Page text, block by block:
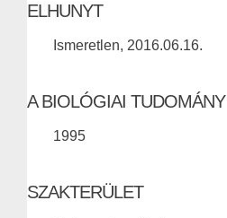
ELHUNYT
Ismeretlen, 2016.06.16.
A BIOLÓGIAI
1995
SZAKTERÜLET